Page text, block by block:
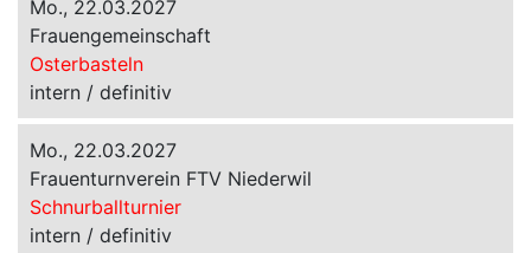
Mo., 22.03.2027
Frauengemeinschaft
Osterbasteln
intern / definitiv
Mo., 22.03.2027
Frauenturnverein FTV Niederwil
Schnurballturnier
intern / definitiv